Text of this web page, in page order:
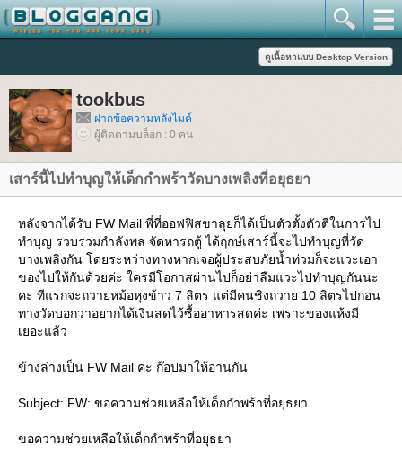
tookbus
ฝากข้อความหลังไมค์
ผู้ติดตามบล็อก : 0 คน
เสาร์นี้ไปทำบุญให้เด็กกำพร้าวัดบางเพลิงที่อยุธยา
หลังจากได้รับ FW Mail พี่ที่ออฟฟิสขาลุยก็ได้เป็นตัวตั้งตัวตีในการไป
ทำบุญ รวบรวมกำลังพล จัดหารถตู้ ได้ฤกษ์เสาร์นี้จะไปทำบุญที่วัด
บางเพลิงกัน โดยระหว่างทางหากเจอผู้ประสบภัยน้ำท่วมก็จะแวะเอา
ของไปให้กันด้วยค่ะ ใครมีโอกาสผ่านไปก็อย่าลืมแวะไปทำบุญกันนะ
คะ ทีแรกจะถวายหม้อหุงข้าว 7 ลิตร แต่มีคนชิงถวาย 10 ลิตรไปก่อน
ทางวัดบอกว่าอยากได้เงินสดไว้ซื้ออาหารสดค่ะ เพราะของแห้งมี
เยอะแล้ว
ข้างล่างเป็น FW Mail ค่ะ ก๊อปมาให้อ่านกัน
Subject: FW: ขอความช่วยเหลือให้เด็กกำพร้าที่อยุธยา
ขอความช่วยเหลือให้เด็กกำพร้าที่อยุธยา